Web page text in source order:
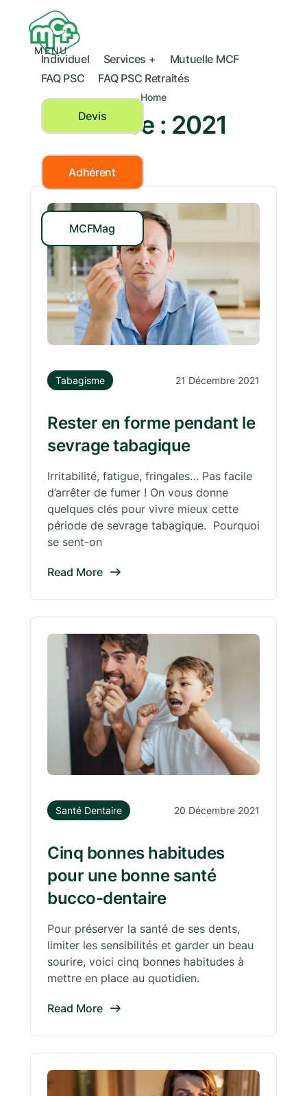
MENU
Individuel Services +
Mutuelle MCF
FAQ PSC
FAQ PSC Retraités
Devis
Adhérent
MCFMag
Home
Année : 2021
Tabagisme 21 Décembre 2021
Rester en forme pendant le
sevrage tabagique
Irritabilité, fatigue, fringales… Pas facile
d’arrêter de fumer ! On vous donne
quelques clés pour vivre mieux cette
période de sevrage tabagique. Pourquoi
se sent-on
Read More
Santé Dentaire 20 Décembre 2021
Cinq bonnes habitudes
pour une bonne santé
bucco-dentaire
Pour préserver la santé de ses dents,
limiter les sensibilités et garder un beau
sourire, voici cinq bonnes habitudes à
mettre en place au quotidien.
Read More